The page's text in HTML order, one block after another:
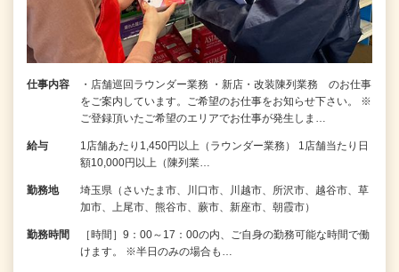
仕事内容
・店舗巡回ラウンダー業務 ・新店・改装陳列業務 のお仕事
をご案内しています。ご希望のお仕事をお知らせ下さい。 ※
ご登録頂いたご希望のエリアでお仕事が発生しま…
給与
1店舗あたり1,450円以上（ラウンダー業務） 1店舗当たり日
額10,000円以上（陳列業…
勤務地
埼玉県（さいたま市、川口市、川越市、所沢市、越谷市、草
加市、上尾市、熊谷市、蕨市、新座市、朝霞市）
勤務時間
［時間］9：00～17：00の内、ご自身の勤務可能な時間で働
けます。 ※半日のみの場合も…